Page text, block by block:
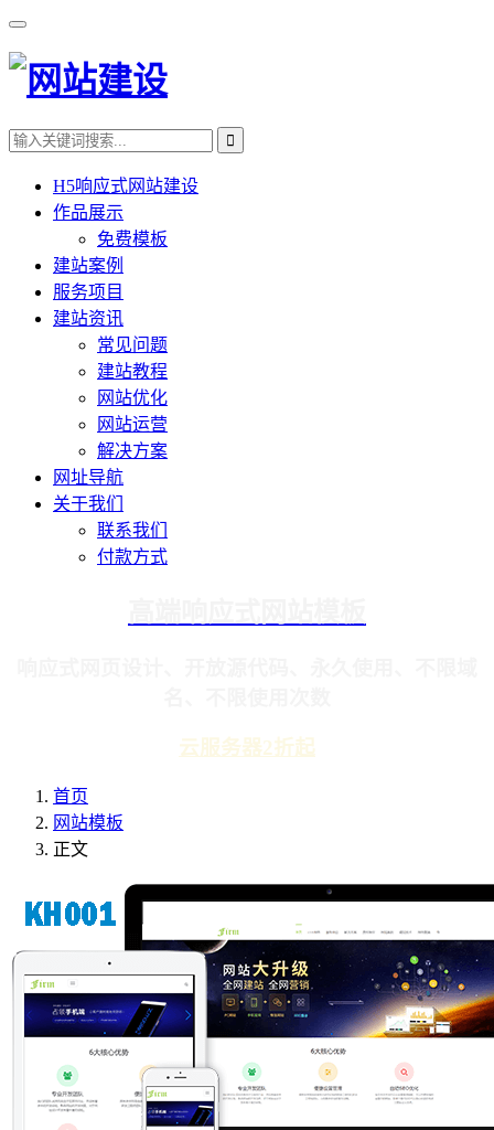
H5响应式网站建设
作品展示
免费模板
建站案例
服务项目
建站资讯
常见问题
建站教程
网站优化
网站运营
解决方案
网址导航
关于我们
联系我们
付款方式
云服务器2折起
首页
网站模板
正文